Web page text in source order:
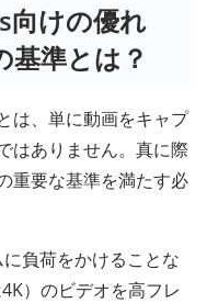
けの優れ
基準とは？
は、単に動画をキャプ
はありません。真に際
重要な基準を満たす必
に負荷をかけることな
）のビデオを高フレ